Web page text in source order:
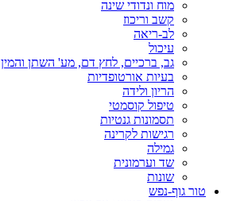
מוח ונדודי שינה
קשב וריכוז
לב-ריאה
עיכול
גב, ברכיים, לחץ דם, מע' השתן והמין
בעיות אורטופדיות
הריון ולידה
טיפול קוסמטי
תסמונות גנטיות
רגישות לקרינה
גמילה
שד וערמונית
שונות
טור גוף-נפש